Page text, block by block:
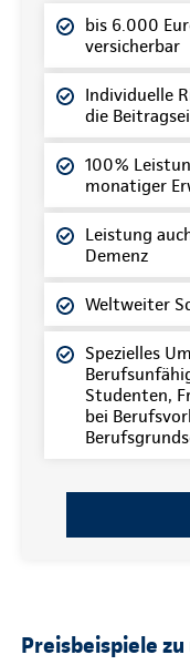
bis 6.000
versicherbar
Individuelle
die
100%
monatiger
Leistung
Demenz
Weltweiter
Spezielles
Studenten,
bei
Preisbeispiele